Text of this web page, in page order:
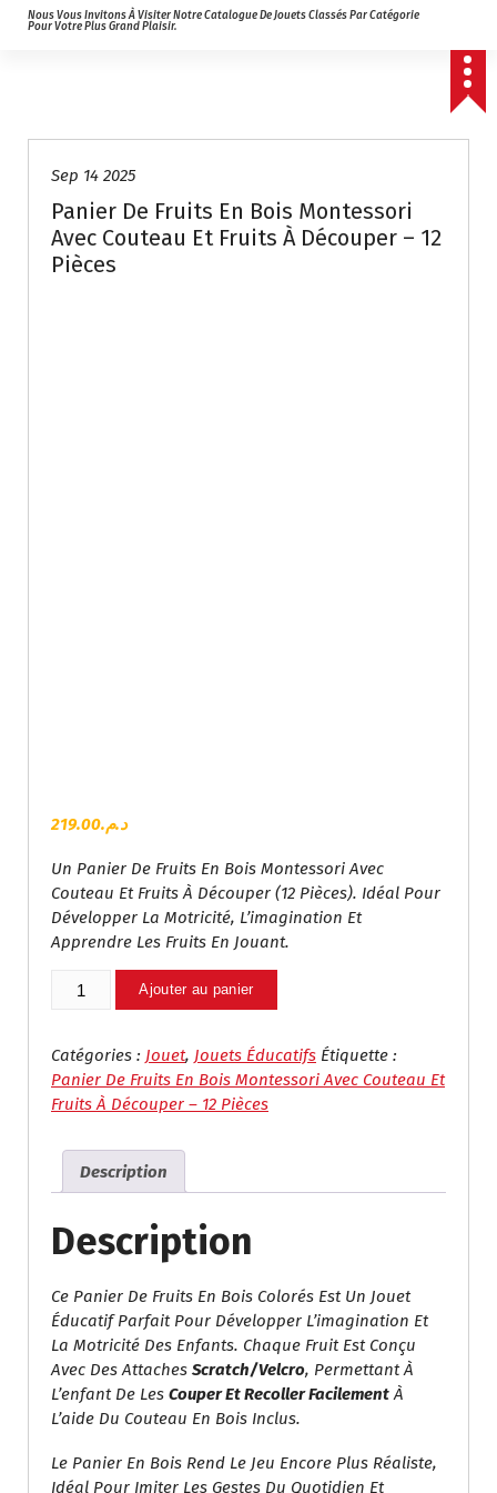
Nous Vous Invitons À Visiter Notre Catalogue De Jouets Classés Par Catégorie
Pour Votre Plus Grand Plaisir.
Sep 14 2025
Panier De Fruits En Bois Montessori
Avec Couteau Et Fruits À Découper – 12
Pièces
د.م.219.00
Un Panier De Fruits En Bois Montessori Avec
Couteau Et Fruits À Découper (12 Pièces). Idéal Pour
Développer La Motricité, L’imagination Et
Apprendre Les Fruits En Jouant.
Quantité
De
Fruits
En
Montessori
Avec
Et
Fruits
Découper
–
12
Pièces
Ajouter au panier
Catégories : Jouet, Jouets Éducatifs Étiquette :
Panier De Fruits En Bois Montessori Avec Couteau Et
Fruits À Découper – 12 Pièces
Description
Description
Ce Panier De Fruits En Bois Colorés Est Un Jouet
Éducatif Parfait Pour Développer L’imagination Et
La Motricité Des Enfants. Chaque Fruit Est Conçu
Avec Des Attaches Scratch/velcro, Permettant À
L’enfant De Les Couper Et Recoller FacilementÀ
L’aide Du Couteau En Bois Inclus.
Le Panier En Bois Rend Le Jeu Encore Plus Réaliste,
Idéal Pour Imiter Les Gestes Du Quotidien Et